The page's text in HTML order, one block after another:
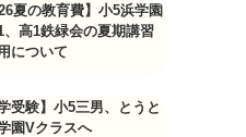
夏の教育費】小5浜学園
、高1鉄緑会の夏期講習
について
学受験】小5三男、とうと
園Vクラスへ